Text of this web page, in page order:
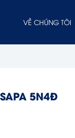
VỀ CHÚNG TÔI
5N4Đ